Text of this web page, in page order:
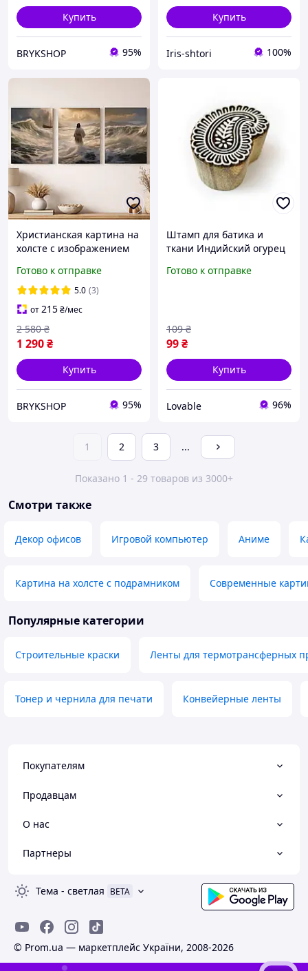
Купить
BRYKSHOP 95%
Купить
Iris-shtori 100%
Христианская картина на
холсте с изображением
постер для декора
интерьера,
оригинальный подарок
верующему
Готово к отправке
5.0 (3)
от215₴/мес
1 290₴
2 580 ₴
Купить
BRYKSHOP 95%
Штамп для батика и
ткани Индийский огурец
штамп для печати на
Готово к отправке
99₴
109 ₴
Купить
Lovable 96%
1 2 3 ...
Показано 1 - 29 товаров из 3000+
Смотри также
Декор офисов Игровой компьютер Аниме
Картина на холсте с подрамником Современные
Популярные категории
Строительные краски Ленты для термотрансферных
Тонер и чернила для печати Конвейерные ленты
Покупателям
Продавцам
О нас
Партнеры
Тема - светлая BETA
© Prom.ua — маркетплейс України, 2008-2026